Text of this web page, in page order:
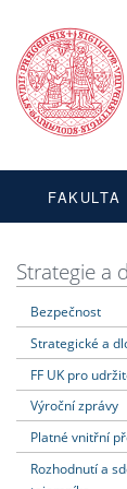
FAKULTA
Dozvědět
Podat
Dozvědět
Dozvědět
Dozvědět
Strategie a
Bezpečnost
Strategické a
FF UK pro
Výroční zprávy
Platné vnitřní
Rozhodnutí a